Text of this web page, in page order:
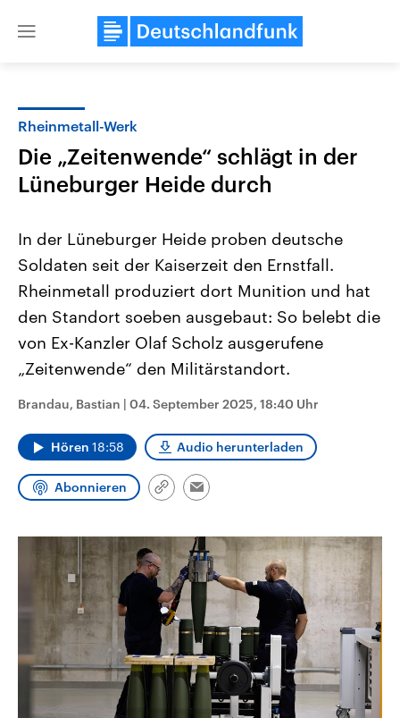
Close
Landtagswahl Sachsen-Anhalt
2026
Alle Informationen
September 2026 einen neuen
Bundesland von einer Koalition aus
CDU, SPD und FDP regiert.-
Wahlprogramme, aktuelle Berichte
und Hintergründe zu den Parteien
Wahl.
USA
Aktuelle Beiträge,
Hintergründe
Wirtschaftlich und
gehören die Vereinigten
mit großem Einfluss auf
aktuelle Weltgeschehen.
Sendungen Programm Podcasts
Audio-Archiv
Rheinmetall-Werk
Die „Zeitenwende“ schlägt in der
Lüneburger Heide durch
In der Lüneburger Heide proben deutsche
Soldaten seit der Kaiserzeit den Ernstfall.
Rheinmetall produziert dort Munition und hat
den Standort soeben ausgebaut: So belebt die
von Ex-Kanzler Olaf Scholz ausgerufene
„Zeitenwende“ den Militärstandort.
Brandau, Bastian | 04. September 2025, 18:40 Uhr
Hören 18:58 Audio herunterladen
Abonnieren
Link
Email